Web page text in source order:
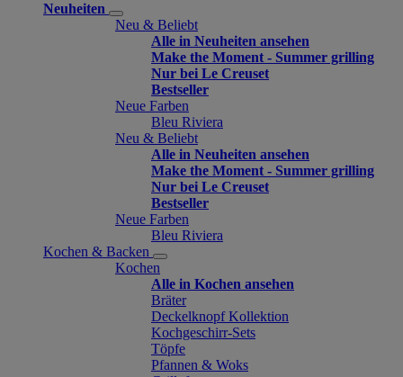
Neuheiten
Neu & Beliebt
Alle in Neuheiten ansehen
Make the Moment - Summer grilling
Nur bei Le Creuset
Bestseller
Neue Farben
Bleu Riviera
Neu & Beliebt
Alle in Neuheiten ansehen
Make the Moment - Summer grilling
Nur bei Le Creuset
Bestseller
Neue Farben
Bleu Riviera
Kochen & Backen
Kochen
Alle in Kochen ansehen
Bräter
Deckelknopf Kollektion
Kochgeschirr-Sets
Töpfe
Pfannen & Woks